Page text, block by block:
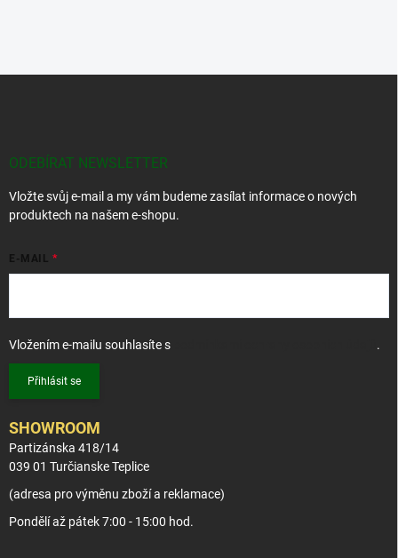
ODEBÍRAT NEWSLETTER
Vložte svůj e-mail a my vám budeme zasílat informace o nových
produktech na našem e-shopu.
E-MAIL
Vložením e-mailu souhlasíte s .
Přihlásit se
SHOWROOM
Partizánska 418/14
039 01 Turčianske Teplice
(adresa pro výměnu zboží a reklamace)
Pondělí až pátek 7:00 - 15:00 hod.